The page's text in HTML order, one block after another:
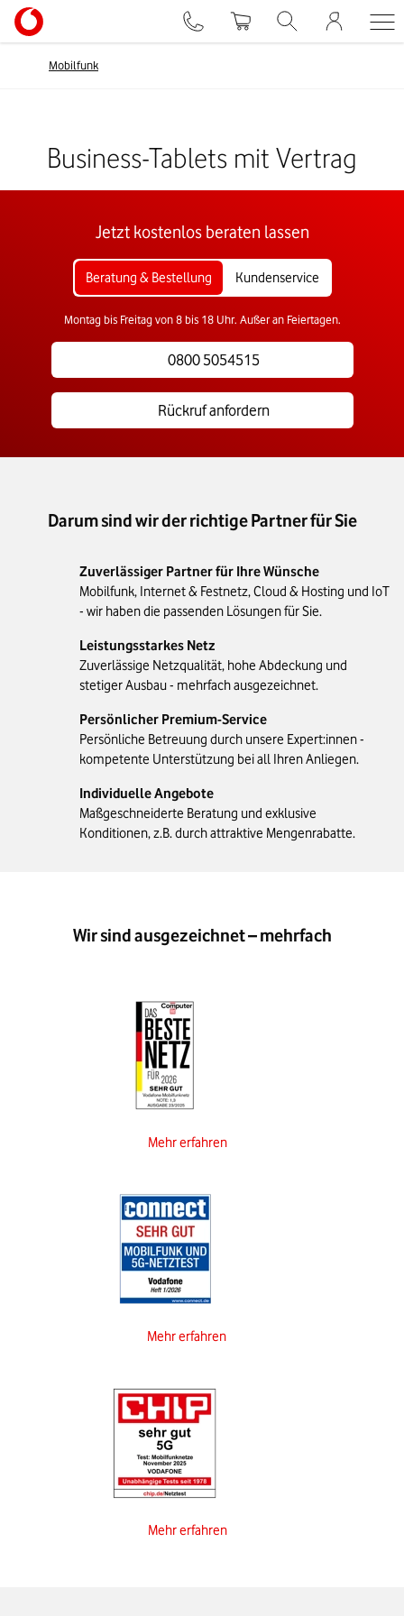
Mobilfunk
Business-Tablets mit Vertrag
Jetzt kostenlos beraten lassen
Beratung & Bestellung Kundenservice
Montag bis Freitag von 8 bis 18 Uhr. Außer an Feiertagen.
0800 5054515
Rückruf anfordern
Darum sind wir der richtige Partner für Sie
Zuverlässiger Partner für Ihre Wünsche
Mobilfunk, Internet & Festnetz, Cloud & Hosting und IoT
- wir haben die passenden Lösungen für Sie.
Leistungsstarkes Netz
Zuverlässige Netzqualität, hohe Abdeckung und
stetiger Ausbau - mehrfach ausgezeichnet.
Persönlicher Premium-Service
Persönliche Betreuung durch unsere Expert:innen -
kompetente Unterstützung bei all Ihren Anliegen.
Individuelle Angebote
Maßgeschneiderte Beratung und exklusive
Konditionen, z.B. durch attraktive Mengenrabatte.
Wir sind ausgezeichnet – mehrfach
Mehr erfahren
Mehr erfahren
Mehr erfahren